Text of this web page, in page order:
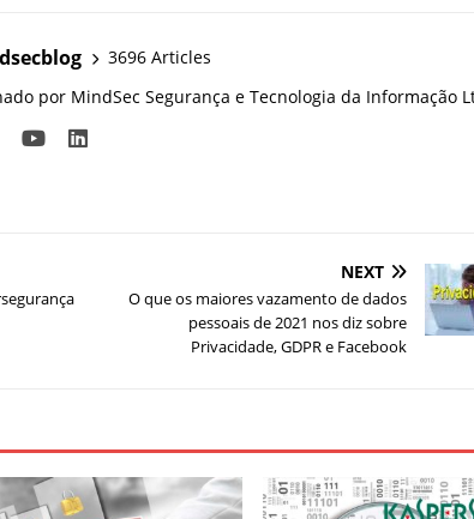
3696 Articles
por MindSec Segurança e Tecnologia da Informação
NEXT
O que os maiores vazamento de dados
pessoais de 2021 nos diz sobre
Privacidade, GDPR e Facebook